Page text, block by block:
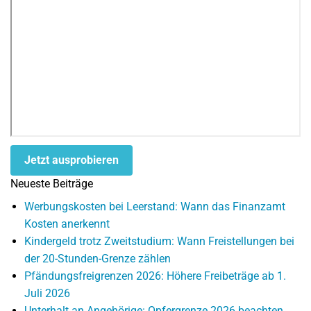
Jetzt ausprobieren
Neueste Beiträge
Werbungskosten bei Leerstand: Wann das Finanzamt
Kosten anerkennt
Kindergeld trotz Zweitstudium: Wann Freistellungen bei
der 20-Stunden-Grenze zählen
Pfändungsfreigrenzen 2026: Höhere Freibeträge ab 1.
Juli 2026